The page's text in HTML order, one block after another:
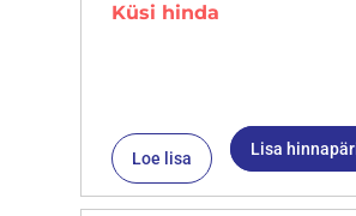
Küsi hinda
Loe lisa Lisa